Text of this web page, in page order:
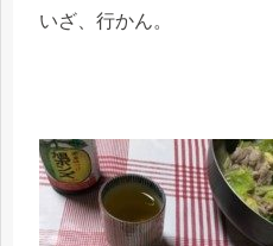
いざ、行かん。